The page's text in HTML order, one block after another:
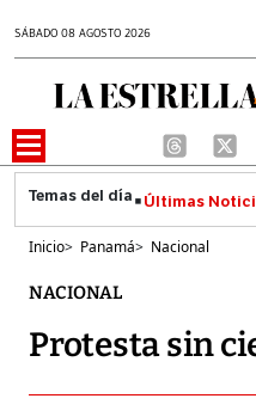
SÁBADO 08 AGOSTO 2026
Últimas
Inicio> Panamá> Nacional
NACIONAL
Protesta sin